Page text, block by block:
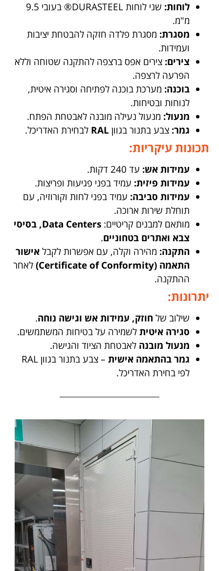
לוחות:
שני לוחות DURASTEEL® בעובי 9.5
מ"מ.
מסגרת: מסגרת פלדה חזקה להבטחת יציבות
ועמידות.
צירים: צירים אפס ברצפה להתקנה שטוחה וללא
הפרעה לרצפה.
בוכנה: מערכת בוכנה לפתיחה וסגירה איטית,
לנוחות ובטיחות.
מנעול: מנעול נעילה מובנה לאבטחת הפתח.
גמר: צבע בתנור בגוון RAL לבחירת האדריכל.
תכונות עיקריות:
עמידות אש: עד 240 דקות.
עמידות פיזית: עמיד בפני פגיעות ופריצות.
עמידות סביבה: עמיד בפני לחות וקורוזיה, עם
תוחלת שירות ארוכה.
מותאם למבנים קריטיים:
Data Centers, בסיסי
צבא ואתרים בטחוניים.
התקנה: מהירה וקלה, עם אפשרות לקבלאישור
התאמה (Certificate of Conformity)
לאחר
ההתקנה.
יתרונות:
שילוב של חוזק, עמידות אש וגישה נוחה.
סגירה איטיתלשמירה על בטיחות המשתמשים.
מנעול מובנה לאבטחת הציוד והגישה.
גמר בהתאמה אישית
– צבע בתנור בגוון RAL
לפי בחירת האדריכל.